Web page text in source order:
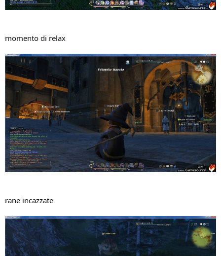
momento di relax
rane incazzate